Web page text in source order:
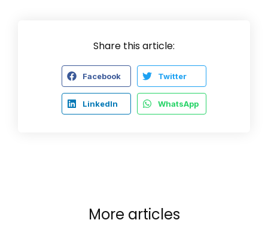
Share this article:
Facebook Twitter
LinkedIn WhatsApp
More articles